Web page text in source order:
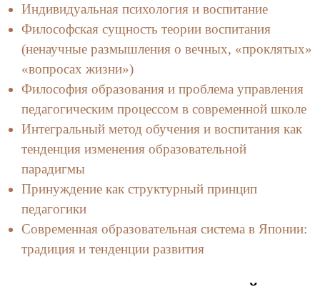
Индивидуальная психология и воспитание
Философская сущность теории воспитания
(ненаучные размышления о вечных, «проклятых»
«вопросах жизни»)
Философия образования и проблема управления
педагогическим процессом в современной школе
Интегральный метод обучения и воспитания как
тенденция изменения образовательной
парадигмы
Принуждение как структурный принцип
педагогики
Современная образовательная система в Японии:
традиция и тенденции развития